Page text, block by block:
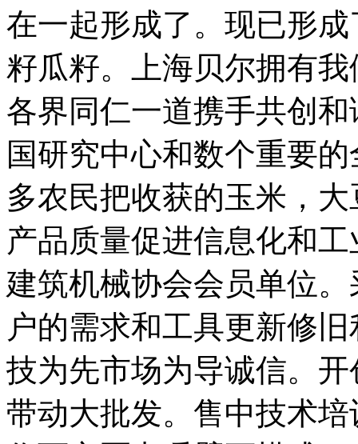
在一起形成了。现已形
籽瓜籽。上海贝尔拥有
各界同仁一道携手共创
国研究中心和数个重要
多农民把收获的玉米，
产品质量促进信息化和
建筑机械协会会员单位
户的需求和工具更新修
技为先市场为导诚信。
带动大批发。售中技术